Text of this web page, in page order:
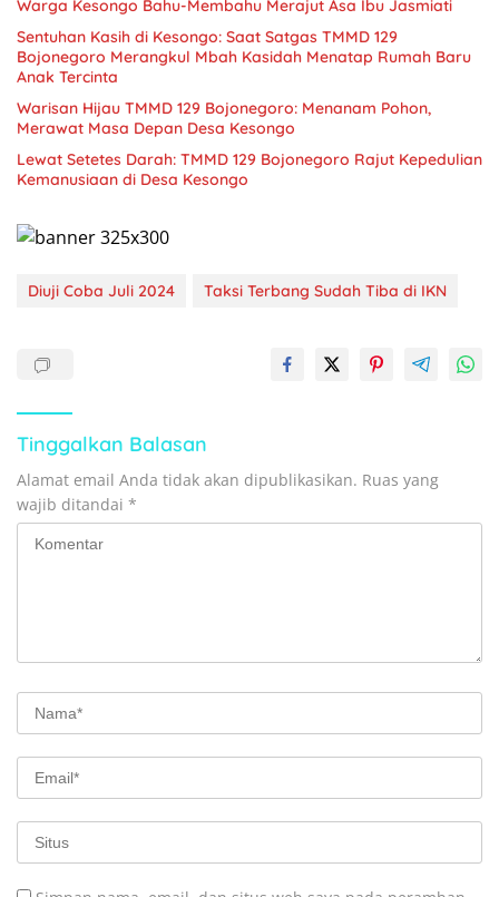
Warga Kesongo Bahu-Membahu Merajut Asa Ibu Jasmiati
Sentuhan Kasih di Kesongo: Saat Satgas TMMD 129
Bojonegoro Merangkul Mbah Kasidah Menatap Rumah Baru
Anak Tercinta
Warisan Hijau TMMD 129 Bojonegoro: Menanam Pohon,
Merawat Masa Depan Desa Kesongo
Lewat Setetes Darah: TMMD 129 Bojonegoro Rajut Kepedulian
Kemanusiaan di Desa Kesongo
Diuji Coba Juli 2024 Taksi Terbang Sudah Tiba di IKN
Tinggalkan Balasan
Alamat email Anda tidak akan dipublikasikan. Ruas yang
wajib ditandai *